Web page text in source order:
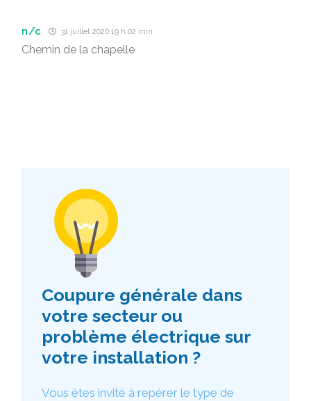
n/c 31 juillet 2020 19 h 02 min
Chemin de la chapelle
Coupure générale dans
votre secteur ou
problème électrique sur
votre installation ?
Vous êtes invité à repérer le type de